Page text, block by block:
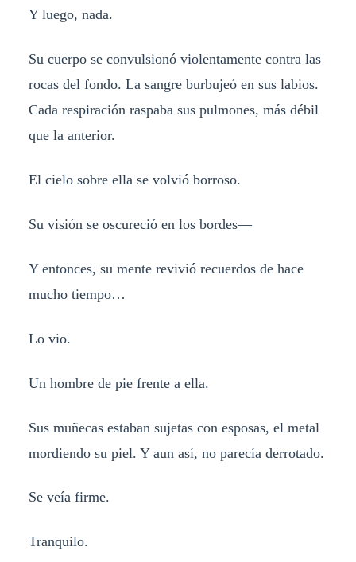
Y luego, nada.
Su cuerpo se convulsionó violentamente contra las
rocas del fondo. La sangre burbujeó en sus labios.
Cada respiración raspaba sus pulmones, más débil
que la anterior.
El cielo sobre ella se volvió borroso.
Su visión se oscureció en los bordes—
Y entonces, su mente revivió recuerdos de hace
mucho tiempo…
Lo vio.
Un hombre de pie frente a ella.
Sus muñecas estaban sujetas con esposas, el metal
mordiendo su piel. Y aun así, no parecía derrotado.
Se veía firme.
Tranquilo.